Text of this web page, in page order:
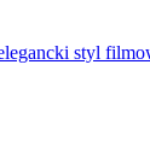
styl